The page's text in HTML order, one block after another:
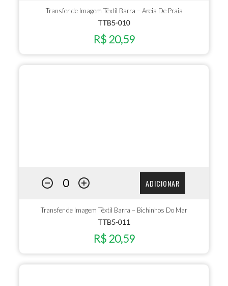
Transfer de Imagem Têxtil Barra – Areia De Praia
TTB5-010
R$ 20,59
ADICIONAR
Transfer de Imagem Têxtil Barra – Bichinhos Do Mar
TTB5-011
R$ 20,59